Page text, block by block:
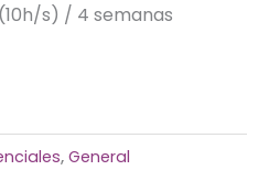
s) / 4 semanas
, General